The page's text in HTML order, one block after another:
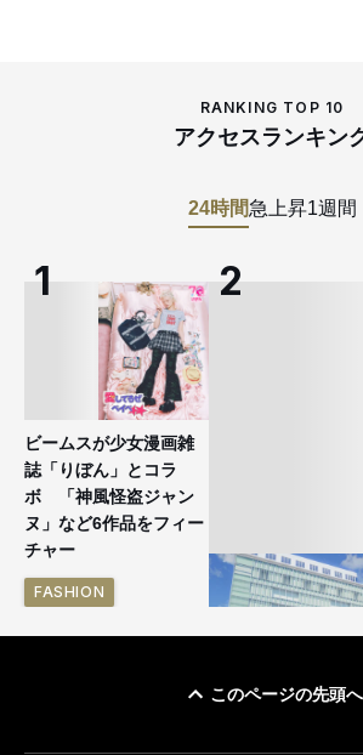
RANKING TOP 10
アクセスランキン
24時間急上昇1週間
ビームスが少女漫画雑
誌「りぼん」とコラ
ボ 「神風怪盗ジャン
ヌ」など6作品をフィー
チャー
FASHION
このページの先頭へ